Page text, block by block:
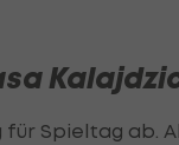
Spieltag ab.